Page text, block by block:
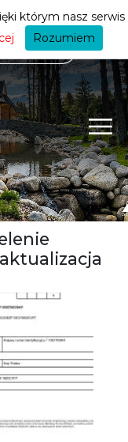
którym nasz serwis
Rozumiem